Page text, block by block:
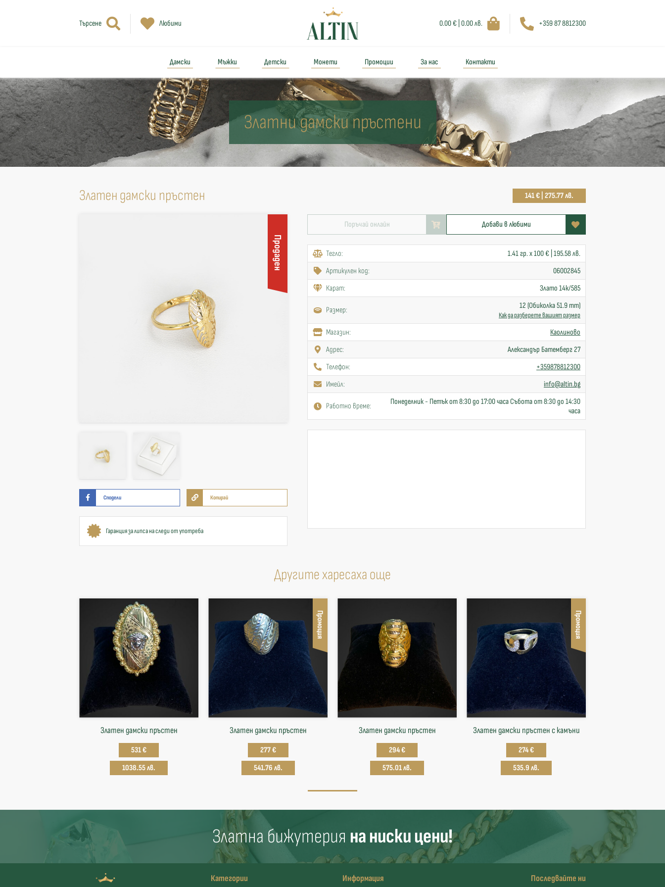
Търсене Любими 0.00 € | 0.00 лв. +359 87 8812300
Дамски Мъжки Детски Монети Промоции За нас Контакти
Златни дамски пръстени
Златен дамски пръстен 141 € | 275.77 лв.
Продаден
Сподели Копирай
Гаранция за липса на следи от употреба
Поръчай онлайн Добави в любими
Тегло:
1.41 гр. x 100 € | 195.58 лв.
Артикулен код:
06002845
Карат:
Злато 14к/585
Размер: 12 (Обиколка 51.9 mm)
Как да разберете вашият размер
Mагазин:
Каолиново
Адрес:
Александър Батемберг 27
Телефон:
+359878812300
Имейл:
info@altin.bg
Работно време:
Понеделник - Петък от 8:30 до 17:00 часа Събота от 8:30 до 14:30
часа
Другите харесаха още
Златен дамски пръстен
531 €
1038.55 лв.
Промоция
Златен дамски пръстен
277 €
541.76 лв.
Златен дамски пръстен
294 €
575.01 лв.
Промоция
Златен дамски пръстен с камъни
274 €
535.9 лв.
Златна бижутерия на ниски цени!
Категории Информация Последвайте ни